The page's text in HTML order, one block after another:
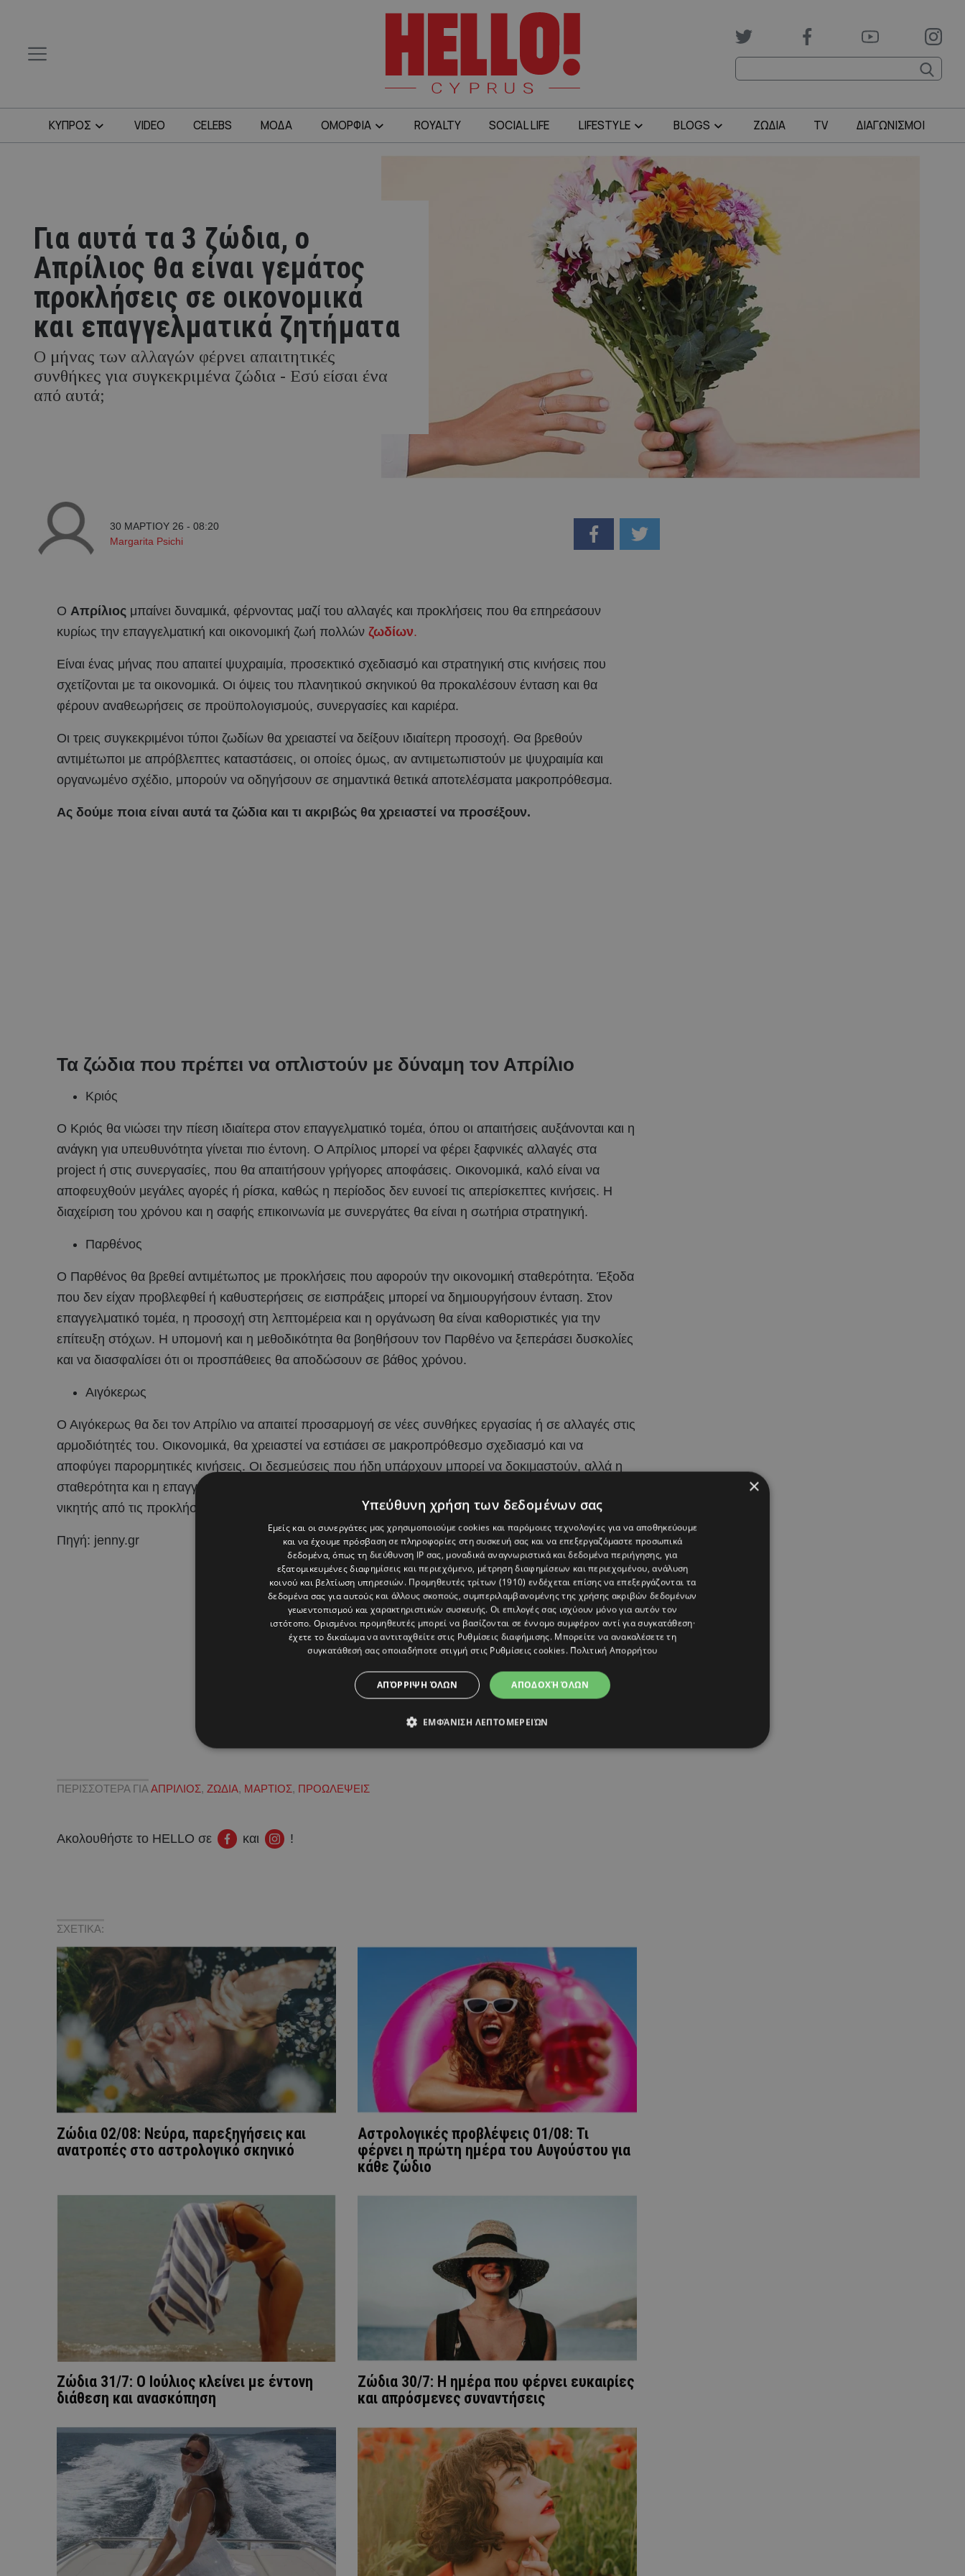
ΚΥΠΡΟΣ VIDEO CELEBS ΜΟΔΑ ΟΜΟΡΦΙΑ ROYALTY SOCIAL LIFE LIFESTYLE BLOGS ΖΩΔΙΑ TV ΔΙΑΓΩΝΙΣΜΟΙ
Για αυτά τα 3 ζώδια, ο
Απρίλιος θα είναι γεμάτος
προκλήσεις σε οικονομικά
και επαγγελματικά ζητήματα
Ο μήνας των αλλαγών φέρνει απαιτητικές
συνθήκες για συγκεκριμένα ζώδια - Εσύ είσαι ένα
από αυτά;
30 ΜΑΡΤΙΟΥ 26 - 08:20
Margarita Psichi
Ο Απρίλιος μπαίνει δυναμικά, φέρνοντας μαζί του αλλαγές και προκλήσεις που θα επηρεάσουν
κυρίως την επαγγελματική και οικονομική ζωή πολλών ζωδίων.
Είναι ένας μήνας που απαιτεί ψυχραιμία, προσεκτικό σχεδιασμό και στρατηγική στις κινήσεις που
σχετίζονται με τα οικονομικά. Οι όψεις του πλανητικού σκηνικού θα προκαλέσουν ένταση και θα
φέρουν αναθεωρήσεις σε προϋπολογισμούς, συνεργασίες και καριέρα.
Οι τρεις συγκεκριμένοι τύποι ζωδίων θα χρειαστεί να δείξουν ιδιαίτερη προσοχή. Θα βρεθούν
αντιμέτωποι με απρόβλεπτες καταστάσεις, οι οποίες όμως, αν αντιμετωπιστούν με ψυχραιμία και
οργανωμένο σχέδιο, μπορούν να οδηγήσουν σε σημαντικά θετικά αποτελέσματα μακροπρόθεσμα.
Ας δούμε ποια είναι αυτά τα ζώδια και τι ακριβώς θα χρειαστεί να προσέξουν.
Τα ζώδια που πρέπει να οπλιστούν με δύναμη τον Απρίλιο
Κριός
Ο Κριός θα νιώσει την πίεση ιδιαίτερα στον επαγγελματικό τομέα, όπου οι απαιτήσεις αυξάνονται και η
ανάγκη για υπευθυνότητα γίνεται πιο έντονη. Ο Απρίλιος μπορεί να φέρει ξαφνικές αλλαγές στα
project ή στις συνεργασίες, που θα απαιτήσουν γρήγορες αποφάσεις. Οικονομικά, καλό είναι να
αποφευχθούν μεγάλες αγορές ή ρίσκα, καθώς η περίοδος δεν ευνοεί τις απερίσκεπτες κινήσεις. Η
διαχείριση του χρόνου και η σαφής επικοινωνία με συνεργάτες θα είναι η σωτήρια στρατηγική.
Παρθένος
Ο Παρθένος θα βρεθεί αντιμέτωπος με προκλήσεις που αφορούν την οικονομική σταθερότητα. Έξοδα
που δεν είχαν προβλεφθεί ή καθυστερήσεις σε εισπράξεις μπορεί να δημιουργήσουν ένταση. Στον
επαγγελματικό τομέα, η προσοχή στη λεπτομέρεια και η οργάνωση θα είναι καθοριστικές για την
επίτευξη στόχων. Η υπομονή και η μεθοδικότητα θα βοηθήσουν τον Παρθένο να ξεπεράσει δυσκολίες
και να διασφαλίσει ότι οι προσπάθειες θα αποδώσουν σε βάθος χρόνου.
Αιγόκερως
Ο Αιγόκερως θα δει τον Απρίλιο να απαιτεί προσαρμογή σε νέες συνθήκες εργασίας ή σε αλλαγές στις
αρμοδιότητές του. Οικονομικά, θα χρειαστεί να εστιάσει σε μακροπρόθεσμο σχεδιασμό και να
αποφύγει παρορμητικές κινήσεις. Οι δεσμεύσεις που ήδη υπάρχουν μπορεί να δοκιμαστούν, αλλά η
σταθερότητα και η επαγγελματική σοβαρότητα του Αιγόκερω θα αποτελέσουν βασικό όπλο για να βγει
νικητής από τις προκλήσεις του μήνα.
Πηγή: jenny.gr
ΠΕΡΙΣΣΟΤΕΡΑ ΓΙΑ ΑΠΡΙΛΙΟΣ, ΖΩΔΙΑ, ΜΑΡΤΙΟΣ, ΠΡΟΩΛΕΨΕΙΣ
Ακολουθήστε το HELLO σε και !
ΣΧΕΤΙΚΑ:
Ζώδια 02/08: Νεύρα, παρεξηγήσεις και
ανατροπές στο αστρολογικό σκηνικό
Αστρολογικές προβλέψεις 01/08: Τι
φέρνει η πρώτη ημέρα του Αυγούστου για
κάθε ζώδιο
Ζώδια 31/7: Ο Ιούλιος κλείνει με έντονη
διάθεση και ανασκόπηση
Ζώδια 30/7: Η ημέρα που φέρνει ευκαιρίες
και απρόσμενες συναντήσεις
×
Υπεύθυνη χρήση των δεδομένων σας
Εμείς και οι συνεργάτες μας χρησιμοποιούμε cookies και παρόμοιες τεχνολογίες για να αποθηκεύουμε
και να έχουμε πρόσβαση σε πληροφορίες στη συσκευή σας και να επεξεργαζόμαστε προσωπικά
δεδομένα, όπως τη διεύθυνση IP σας, μοναδικά αναγνωριστικά και δεδομένα περιήγησης, για
εξατομικευμένες διαφημίσεις και περιεχόμενο, μέτρηση διαφημίσεων και περιεχομένου, ανάλυση
κοινού και βελτίωση υπηρεσιών. Προμηθευτές τρίτων (1910) ενδέχεται επίσης να επεξεργάζονται τα
δεδομένα σας για αυτούς και άλλους σκοπούς, συμπεριλαμβανομένης της χρήσης ακριβών δεδομένων
γεωεντοπισμού και χαρακτηριστικών συσκευής. Οι επιλογές σας ισχύουν μόνο για αυτόν τον
ιστότοπο. Ορισμένοι προμηθευτές μπορεί να βασίζονται σε έννομο συμφέρον αντί για συγκατάθεση·
έχετε το δικαίωμα να αντιταχθείτε στις Ρυθμίσεις διαφήμισης. Μπορείτε να ανακαλέσετε τη
συγκατάθεσή σας οποιαδήποτε στιγμή στις Ρυθμίσεις cookies. Πολιτική Απορρήτου
ΑΠΟΔΟΧΉ ΌΛΩΝ
ΑΠΌΡΡΙΨΗ ΌΛΩΝ
ΕΜΦΆΝΙΣΗ ΛΕΠΤΟΜΕΡΕΙΏΝ